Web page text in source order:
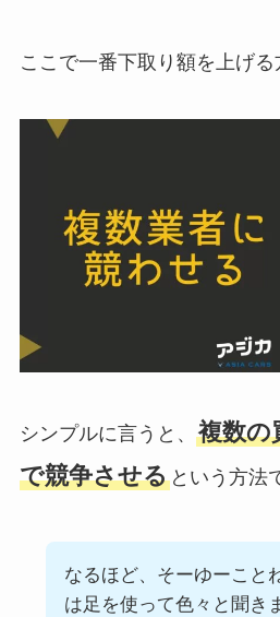
ここで一番下取り額を上げる
シンプルに言うと、 複数の
で競争させるという方法
なるほど、そーゆーこと
は足を使って色々と聞き